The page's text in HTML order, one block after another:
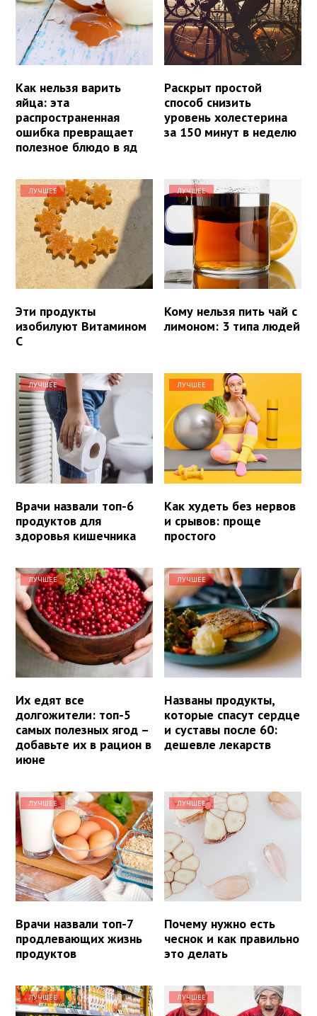
Как нельзя варить
яйца: эта
распространенная
ошибка превращает
полезное блюдо в яд
Раскрыт простой
способ снизить
уровень холестерина
за 150 минут в неделю
ЛУЧШЕЕ
Эти продукты
изобилуют Витамином
С
ЛУЧШЕЕ
Кому нельзя пить чай с
лимоном: 3 типа людей
ЛУЧШЕЕ
Врачи назвали топ-6
продуктов для
здоровья кишечника
ЛУЧШЕЕ
Как худеть без нервов
и срывов: проще
простого
ЛУЧШЕЕ
Их едят все
долгожители: топ-5
самых полезных ягод –
добавьте их в рацион в
июне
ЛУЧШЕЕ
Названы продукты,
которые спасут сердце
и суставы после 60:
дешевле лекарств
ЛУЧШЕЕ
Врачи назвали топ-7
продлевающих жизнь
продуктов
ЛУЧШЕЕ
Почему нужно есть
чеснок и как правильно
это делать
ЛУЧШЕЕ ЛУЧШЕЕ